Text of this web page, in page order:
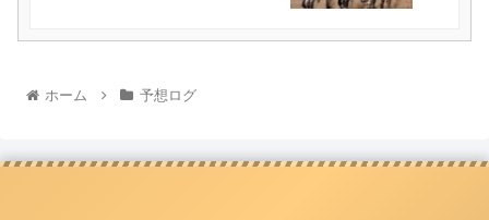
ホーム 予想ログ